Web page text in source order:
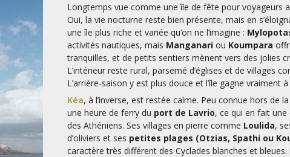
Longtemps vue comme une île de fête pour voyageurs
Oui, la vie nocturne reste bien présente, mais en
une île plus riche et variée qu’on ne l’imagine :
activités nautiques, mais Manganari ou Koumpara
tranquilles, et de petits sentiers mènent vers des jolies
L’intérieur reste rural, parsemé d’églises et de villages
L’arrière-saison y est plus douce et l’île gagne vraiment
Kéa, à l’inverse, est restée calme. Peu connue hors de
une heure de ferry du port de Lavrio, ce qui en fait
des Athéniens. Ses villages en pierre comme Loulida,
d’oliviers et ses petites plages (Otzias, Spathi ou
caractère très différent des Cyclades blanches et